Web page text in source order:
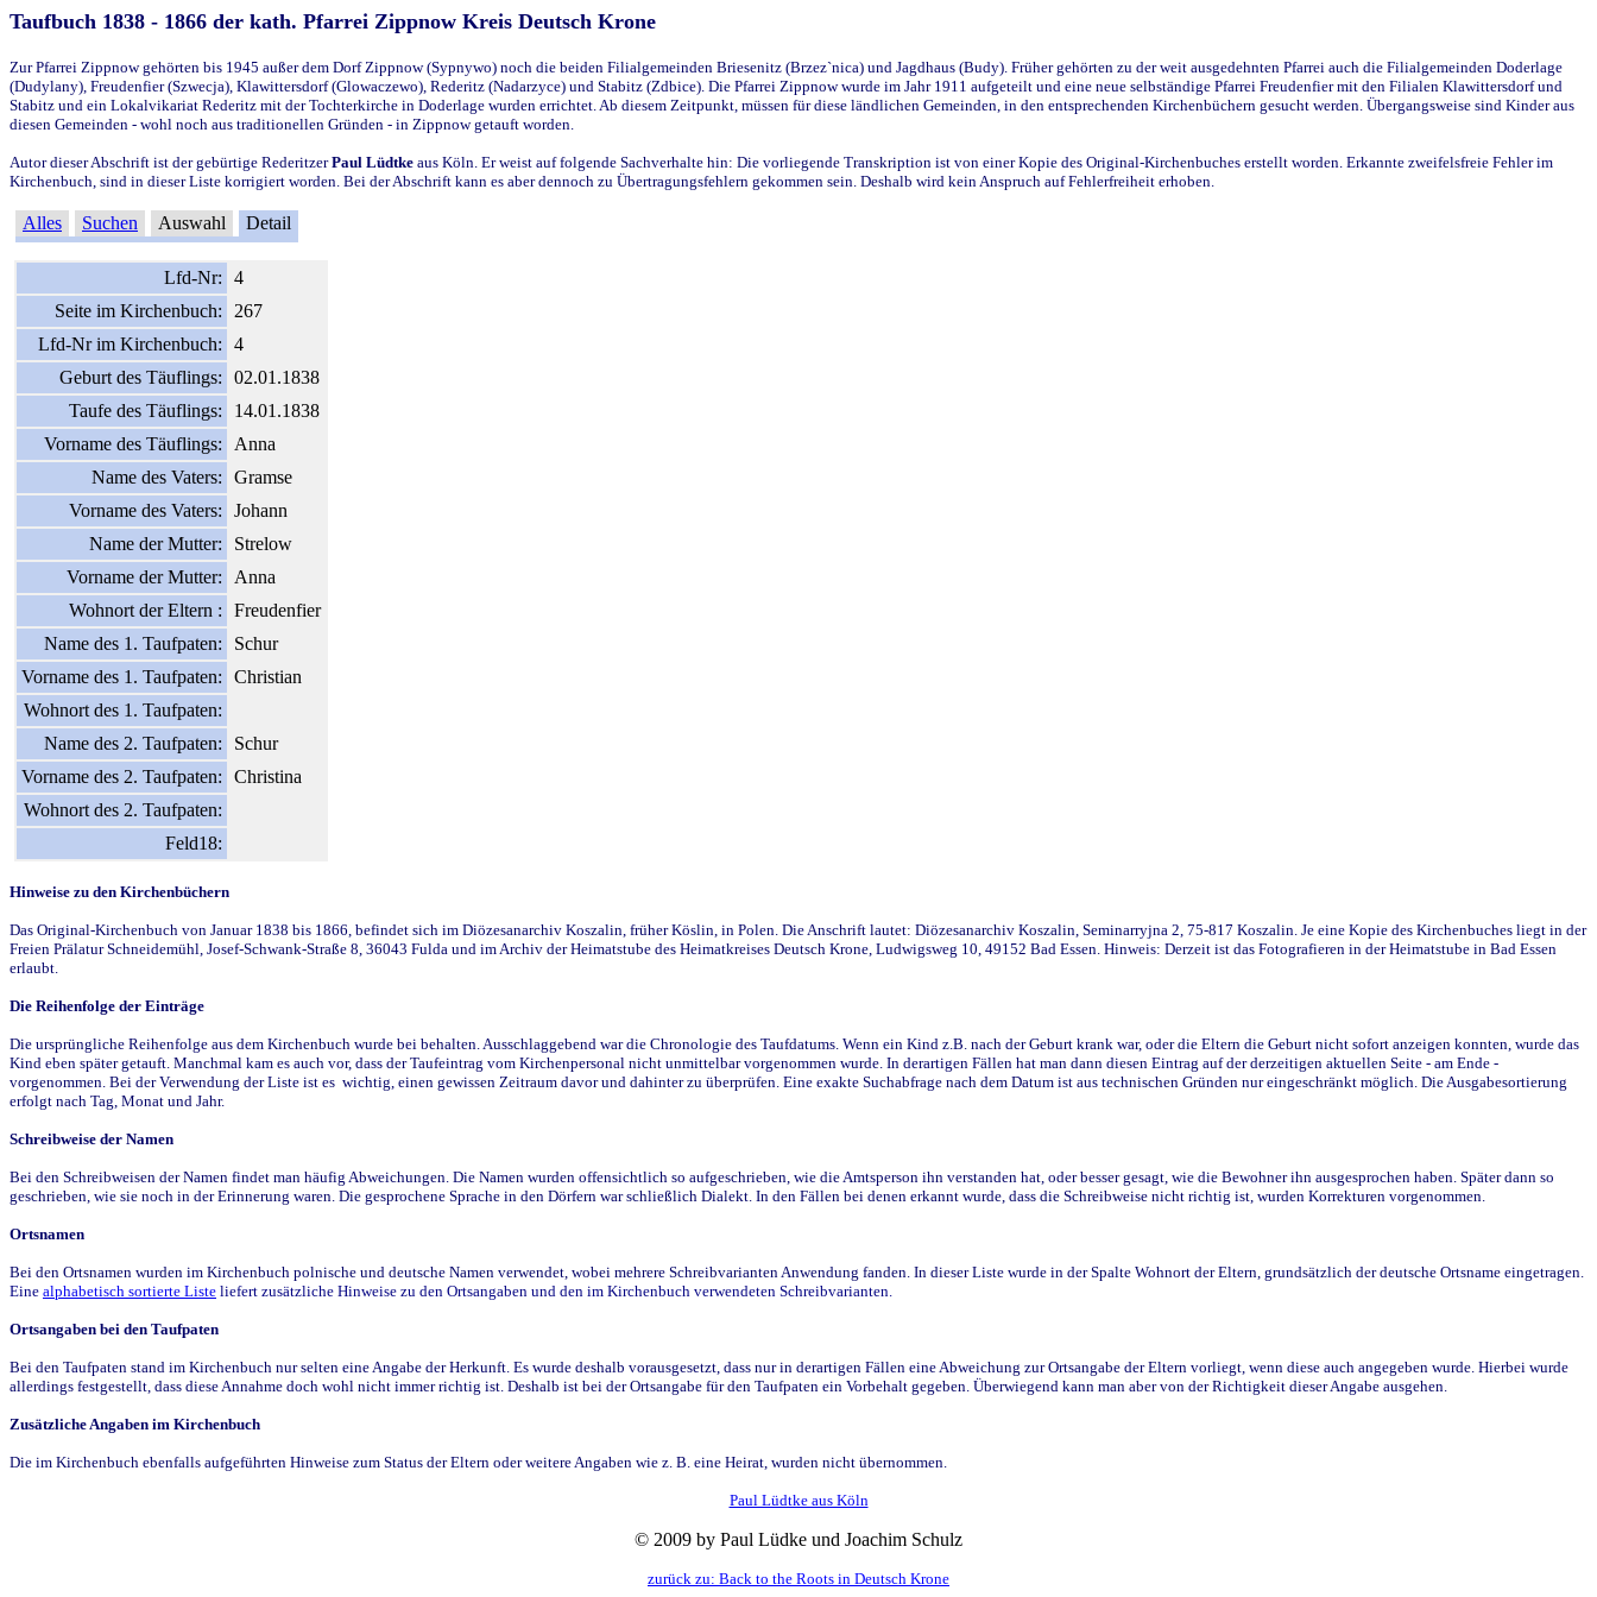
Taufbuch 1838 - 1866 der kath. Pfarrei Zippnow Kreis Deutsch Krone
Zur Pfarrei Zippnow gehörten bis 1945 außer dem Dorf Zippnow (Sypnywo) noch die beiden Filialgemeinden Briesenitz (Brzez`nica) und Jagdhaus (Budy). Früher gehörten zu der weit ausgedehnten Pfarrei auch die Filialgemeinden Doderlage
(Dudylany), Freudenfier (Szwecja), Klawittersdorf (Glowaczewo), Rederitz (Nadarzyce) und Stabitz (Zdbice). Die Pfarrei Zippnow wurde im Jahr 1911 aufgeteilt und eine neue selbständige Pfarrei Freudenfier mit den Filialen Klawittersdorf und
Stabitz und ein Lokalvikariat Rederitz mit der Tochterkirche in Doderlage wurden errichtet. Ab diesem Zeitpunkt, müssen für diese ländlichen Gemeinden, in den entsprechenden Kirchenbüchern gesucht werden. Übergangsweise sind Kinder aus
diesen Gemeinden - wohl noch aus traditionellen Gründen - in Zippnow getauft worden.
Autor dieser Abschrift ist der gebürtige RederitzerPaul Lüdtke aus Köln. Er weist auf folgende Sachverhalte hin: Die vorliegende Transkription ist von einer Kopie des Original-Kirchenbuches erstellt worden. Erkannte zweifelsfreie Fehler im
Kirchenbuch, sind in dieser Liste korrigiert worden. Bei der Abschrift kann es aber dennoch zu Übertragungsfehlern gekommen sein. Deshalb wird kein Anspruch auf Fehlerfreiheit erhoben.
Alles Suchen Auswahl Detail
Lfd-Nr:
4
Seite im Kirchenbuch:
267
Lfd-Nr im Kirchenbuch:
4
Geburt des Täuflings:
02.01.1838
Taufe des Täuflings:
14.01.1838
Vorname des Täuflings:
Anna
Name des Vaters:
Gramse
Vorname des Vaters:
Johann
Name der Mutter:
Strelow
Vorname der Mutter:
Anna
Wohnort der Eltern :
Freudenfier
Name des 1. Taufpaten:
Schur
Vorname des 1. Taufpaten:
Christian
Wohnort des 1. Taufpaten:
Name des 2. Taufpaten:
Schur
Vorname des 2. Taufpaten:
Christina
Wohnort des 2. Taufpaten:
Feld18:
Hinweise zu den Kirchenbüchern
Das Original-Kirchenbuch von Januar 1838 bis 1866, befindet sich im Diözesanarchiv Koszalin, früher Köslin, in Polen. Die Anschrift lautet: Diözesanarchiv Koszalin, Seminarryjna 2, 75-817 Koszalin. Je eine Kopie des Kirchenbuches liegt in der
Freien Prälatur Schneidemühl, Josef-Schwank-Straße 8, 36043 Fulda und im Archiv der Heimatstube des Heimatkreises Deutsch Krone, Ludwigsweg 10, 49152 Bad Essen. Hinweis: Derzeit ist das Fotografieren in der Heimatstube in Bad Essen
erlaubt.
Die Reihenfolge der Einträge
Die ursprüngliche Reihenfolge aus dem Kirchenbuch wurde bei behalten. Ausschlaggebend war die Chronologie des Taufdatums. Wenn ein Kind z.B. nach der Geburt krank war, oder die Eltern die Geburt nicht sofort anzeigen konnten, wurde das
Kind eben später getauft. Manchmal kam es auch vor, dass der Taufeintrag vom Kirchenpersonal nicht unmittelbar vorgenommen wurde. In derartigen Fällen hat man dann diesen Eintrag auf der derzeitigen aktuellen Seite - am Ende -
vorgenommen. Bei der Verwendung der Liste ist es wichtig, einen gewissen Zeitraum davor und dahinter zu überprüfen. Eine exakte Suchabfrage nach dem Datum ist aus technischen Gründen nur eingeschränkt möglich. Die Ausgabesortierung
erfolgt nach Tag, Monat und Jahr.
Schreibweise der Namen
Bei den Schreibweisen der Namen findet man häufig Abweichungen. Die Namen wurden offensichtlich so aufgeschrieben, wie die Amtsperson ihn verstanden hat, oder besser gesagt, wie die Bewohner ihn ausgesprochen haben. Später dann so
geschrieben, wie sie noch in der Erinnerung waren. Die gesprochene Sprache in den Dörfern war schließlich Dialekt. In den Fällen bei denen erkannt wurde, dass die Schreibweise nicht richtig ist, wurden Korrekturen vorgenommen.
Ortsnamen
Bei den Ortsnamen wurden im Kirchenbuch polnische und deutsche Namen verwendet, wobei mehrere Schreibvarianten Anwendung fanden. In dieser Liste wurde in der Spalte Wohnort der Eltern, grundsätzlich der deutsche Ortsname eingetragen.
Eine alphabetisch sortierte Liste liefert zusätzliche Hinweise zu den Ortsangaben und den im Kirchenbuch verwendeten Schreibvarianten.
Ortsangaben bei den Taufpaten
Bei den Taufpaten stand im Kirchenbuch nur selten eine Angabe der Herkunft. Es wurde deshalb vorausgesetzt, dass nur in derartigen Fällen eine Abweichung zur Ortsangabe der Eltern vorliegt, wenn diese auch angegeben wurde. Hierbei wurde
allerdings festgestellt, dass diese Annahme doch wohl nicht immer richtig ist. Deshalb ist bei der Ortsangabe für den Taufpaten ein Vorbehalt gegeben. Überwiegend kann man aber von der Richtigkeit dieser Angabe ausgehen.
Zusätzliche Angaben im Kirchenbuch
Die im Kirchenbuch ebenfalls aufgeführten Hinweise zum Status der Eltern oder weitere Angaben wie z. B. eine Heirat, wurden nicht übernommen.
Paul Lüdtke aus Köln
© 2009 by Paul Lüdke und Joachim Schulz
zurück zu: Back to the Roots in Deutsch Krone